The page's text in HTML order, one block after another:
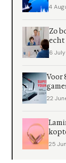
4
Zo
echt
6
Voor
22
25